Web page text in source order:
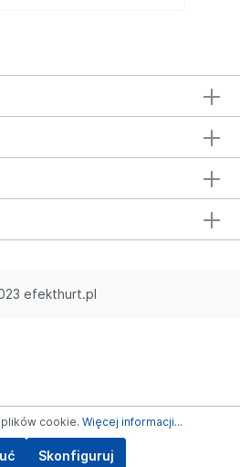
efekthurt.pl
cookie. Więcej informacji...
Skonfiguruj